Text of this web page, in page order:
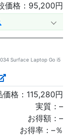
価格： 95,200円
Surface Laptop Go i5
格： 115,280円
実質： –
お得額： –
お得率： –％